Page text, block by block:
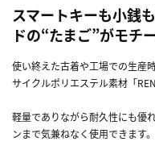
スマートキーも小銭
ドの“たまご”がモチ
使い終えた古着や工場での生産
サイクルポリエステル素材「
軽量でありながら耐久性にも優
ンまで気兼ねなく使用できます。